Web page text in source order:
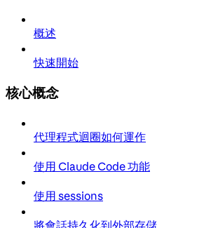
概述
快速開始
核心概念
代理程式迴圈如何運作
使用 Claude Code 功能
使用 sessions
將會話持久化到外部存儲